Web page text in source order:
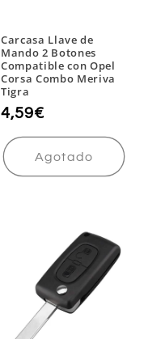
Carcasa Llave de
Mando 2 Botones
Compatible con Opel
Corsa Combo Meriva
Tigra
Precio
habitual
4,59€
Agotado